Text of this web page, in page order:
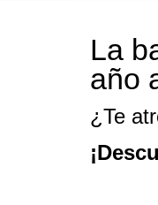
La
año
¿Te